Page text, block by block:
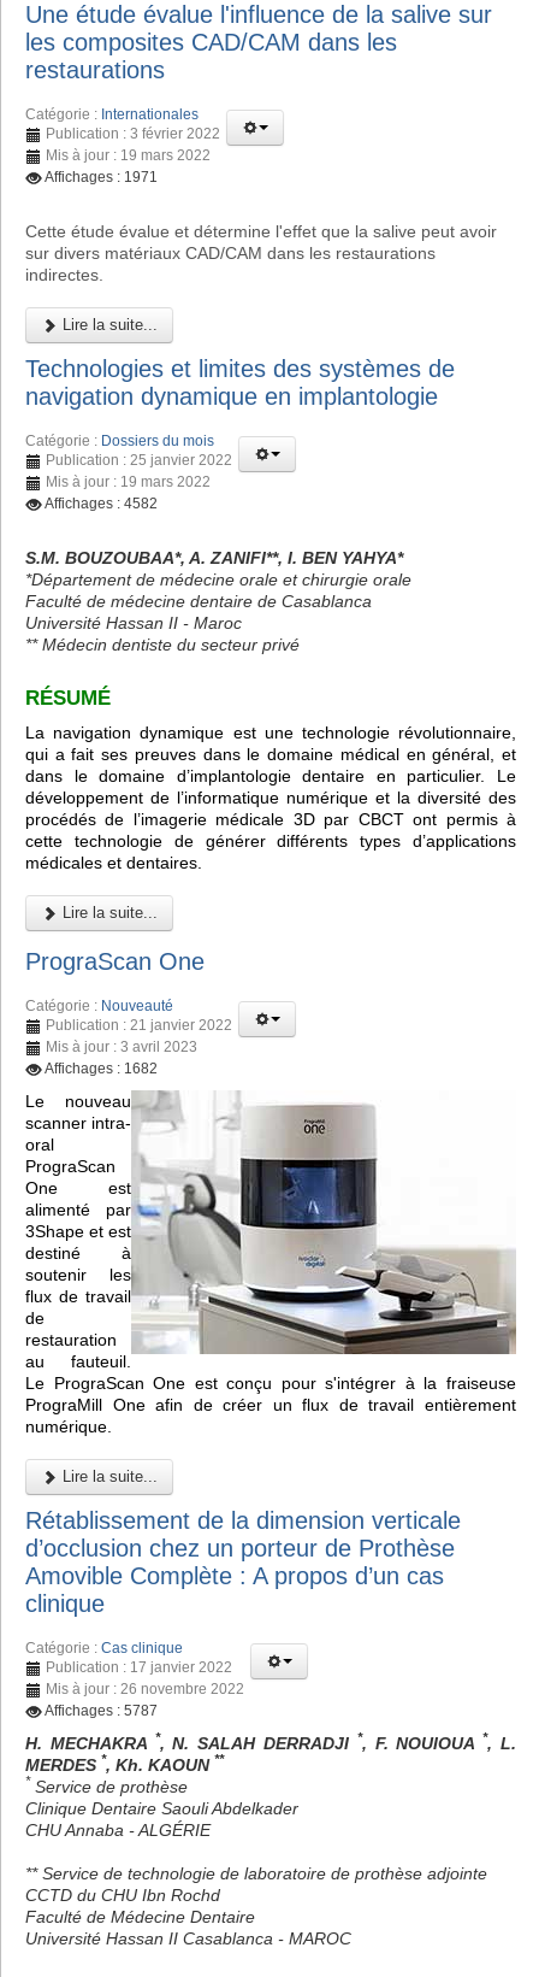
Une étude évalue l'influence de la salive sur
les composites CAD/CAM dans les
restaurations
Catégorie : Internationales
Publication : 3 février 2022
Mis à jour : 19 mars 2022
Affichages : 1971
Cette étude évalue et détermine l'effet que la salive peut avoir
sur divers matériaux CAD/CAM dans les restaurations
indirectes.
Lire la suite...
Technologies et limites des systèmes de
navigation dynamique en implantologie
Catégorie : Dossiers du mois
Publication : 25 janvier 2022
Mis à jour : 19 mars 2022
Affichages : 4582
S.M. BOUZOUBAA*, A. ZANIFI**, I. BEN YAHYA*
*Département de médecine orale et chirurgie orale
Faculté de médecine dentaire de Casablanca
Université Hassan II - Maroc
** Médecin dentiste du secteur privé
RÉSUMÉ
La navigation dynamique est une technologie révolutionnaire,
qui a fait ses preuves dans le domaine médical en général, et
dans le domaine d’implantologie dentaire en particulier. Le
développement de l’informatique numérique et la diversité des
procédés de l’imagerie médicale 3D par CBCT ont permis à
cette technologie de générer différents types d’applications
médicales et dentaires.
Lire la suite...
PrograScan One
Catégorie : Nouveauté
Publication : 21 janvier 2022
Mis à jour : 3 avril 2023
Affichages : 1682
Le nouveau
scanner intra-
oral
PrograScan
One est
alimenté par
3Shape et est
destiné à
soutenir les
flux de travail
de
restauration
au fauteuil.
Le PrograScan One est conçu pour s'intégrer à la fraiseuse
PrograMill One afin de créer un flux de travail entièrement
numérique.
Lire la suite...
Rétablissement de la dimension verticale
d’occlusion chez un porteur de Prothèse
Amovible Complète : A propos d’un cas
clinique
Catégorie : Cas clinique
Publication : 17 janvier 2022
Mis à jour : 26 novembre 2022
Affichages : 5787
H. MECHAKRA *, N. SALAH DERRADJI *, F. NOUIOUA *, L.
MERDES *, Kh. KAOUN **
* Service de prothèse
Clinique Dentaire Saouli Abdelkader
CHU Annaba - ALGÉRIE
** Service de technologie de laboratoire de prothèse adjointe
CCTD du CHU Ibn Rochd
Faculté de Médecine Dentaire
Université Hassan II Casablanca - MAROC